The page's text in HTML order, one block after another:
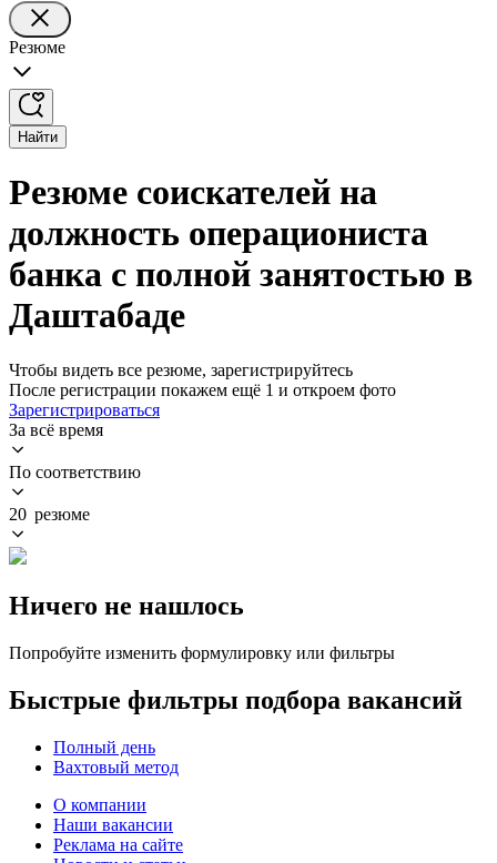
Резюме
Найти
Резюме соискателей на
должность операциониста
банка с полной занятостью в
Даштабаде
Чтобы видеть все резюме, зарегистрируйтесь
После регистрации покажем ещё 1 и откроем фото
Зарегистрироваться
За всё время
По соответствию
20 резюме
Ничего не нашлось
Попробуйте изменить формулировку или фильтры
Быстрые фильтры подбора вакансий
Полный день
Вахтовый метод
О компании
Наши вакансии
Реклама на сайте